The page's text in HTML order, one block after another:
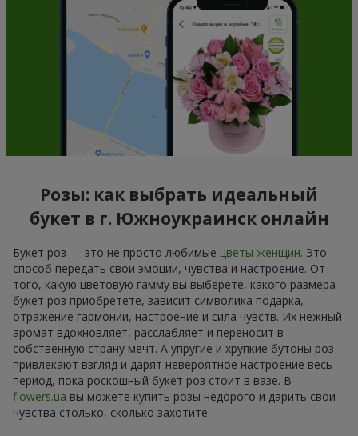
Розы: как выбрать идеальный
букет в г. Южноукраинск онлайн
Букет роз — это не просто любимые цветы женщин. Это
способ передать свои эмоции, чувства и настроение. От
того, какую цветовую гамму вы выберете, какого размера
букет роз приобретете, зависит символика подарка,
отражение гармонии, настроение и сила чувств. Их нежный
аромат вдохновляет, расслабляет и переносит в
собственную страну мечт. А упругие и хрупкие бутоны роз
привлекают взгляд и дарят невероятное настроение весь
период, пока роскошный букет роз стоит в вазе. В
flowers.ua вы можете купить розы недорого и дарить свои
чувства столько, сколько захотите.